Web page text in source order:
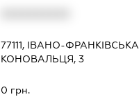
77111, ІВАНО-
КОНОВАЛЬЦЯ, 3
0 грн.